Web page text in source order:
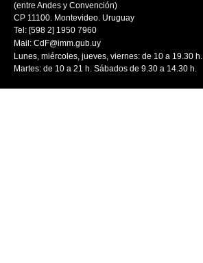
(entre Andes y Convención)
CP 11100. Montevideo. Uruguay
Tel: [598 2] 1950 7960
Mail: CdF@imm.gub.uy
Lunes, miércoles, jueves, viernes: de 10 a 19.30 h.
Martes: de 10 a 21 h. Sábados de 9.30 a 14.30 h.